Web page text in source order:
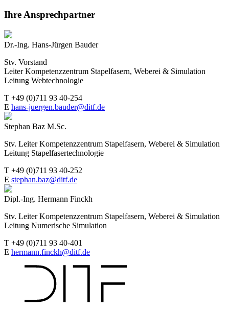
Ihre Ansprechpartner
Dr.-Ing. Hans-Jürgen Bauder
Stv. Vorstand
Leiter Kompetenzzentrum Stapelfasern, Weberei & Simulation
Leitung Webtechnologie
T +49 (0)711 93 40-254
E hans-juergen.bauder@ditf.de
Stephan Baz M.Sc.
Stv. Leiter Kompetenzzentrum Stapelfasern, Weberei & Simulation
Leitung Stapelfasertechnologie
T +49 (0)711 93 40-252
E stephan.baz@ditf.de
Dipl.-Ing. Hermann Finckh
Stv. Leiter Kompetenzzentrum Stapelfasern, Weberei & Simulation
Leitung Numerische Simulation
T +49 (0)711 93 40-401
E hermann.finckh@ditf.de